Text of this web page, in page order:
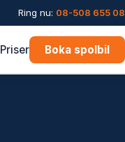
Ring nu: 08-508 655 08
Priser Boka spolbil